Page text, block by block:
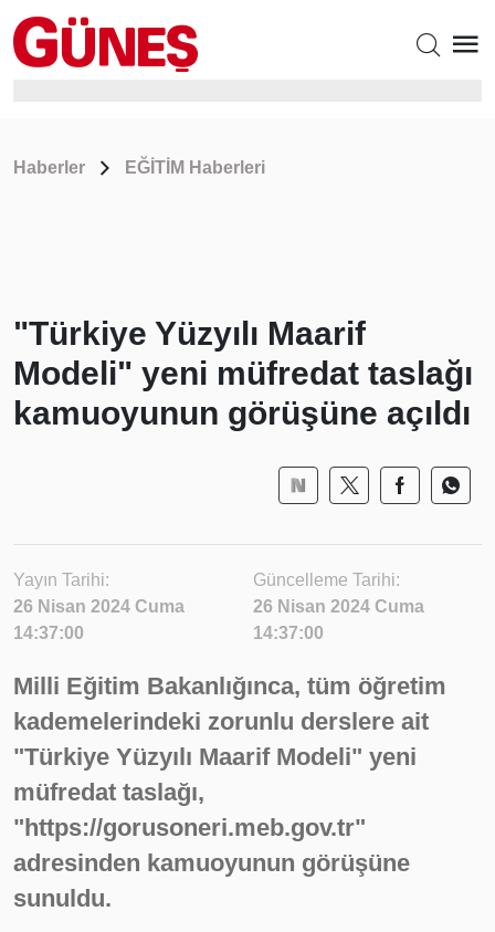
Haberler EĞİTİM Haberleri
"Türkiye Yüzyılı Maarif
Modeli" yeni müfredat taslağı
kamuoyunun görüşüne açıldı
Yayın Tarihi:
26 Nisan 2024 Cuma
14:37:00
Güncelleme Tarihi:
26 Nisan 2024 Cuma
14:37:00
Milli Eğitim Bakanlığınca, tüm öğretim
kademelerindeki zorunlu derslere ait
"Türkiye Yüzyılı Maarif Modeli" yeni
müfredat taslağı,
"https://gorusoneri.meb.gov.tr"
adresinden kamuoyunun görüşüne
sunuldu.